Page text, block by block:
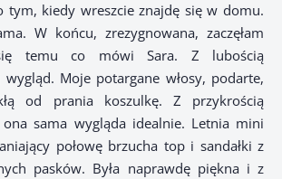
tym, kiedy wreszcie znajdę się w domu.
W końcu, zrezygnowana, zaczęłam
się temu co mówi Sara. Z lubością
wygląd. Moje potargane włosy, podarte,
od prania koszulkę. Z przykrością
ona sama wygląda idealnie. Letnia mini
połowę brzucha top i sandałki z
pasków. Była naprawdę piękna i z